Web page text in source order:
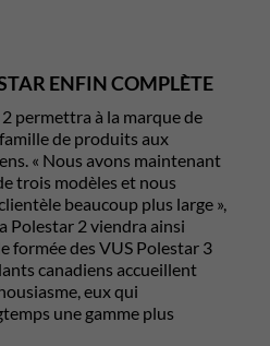
ENFIN COMPLÈTE
permettra à la marque de
de produits aux
« Nous avons maintenant
trois modèles et nous
beaucoup plus large »,
Polestar 2 viendra ainsi
formée des VUS Polestar 3
canadiens accueillent
eux qui
une gamme plus